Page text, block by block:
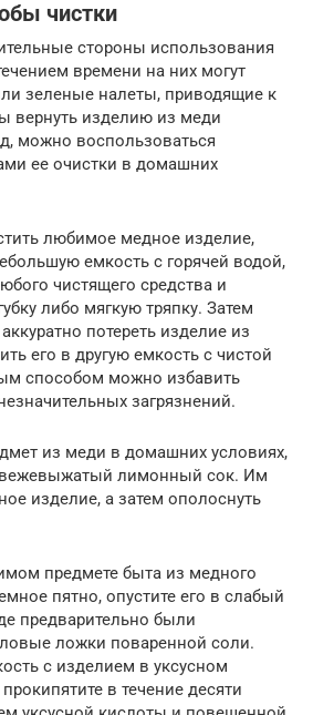
чистки
стороны использования
времени на них могут
зеленые налеты, приводящие к
вернуть изделию из меди
можно воспользоваться
ее очистки в домашних
любимое медное изделие,
емкость с горячей водой,
чистящего средства и
либо мягкую тряпку. Затем
потереть изделие из
его в другую емкость с чистой
способом можно избавить
загрязнений.
из меди в домашних условиях,
лимонный сок. Им
изделие, а затем ополоснуть
предмете быта из медного
пятно, опустите его в слабый
предварительно были
ложки поваренной соли.
с изделием в уксусном
в течение десяти